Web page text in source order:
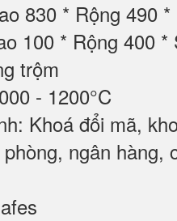
830 * Rộng 490 *
100 * Rộng 400 *
trộm
- 1200°C
Khoá đổi mã,
ngân hàng,